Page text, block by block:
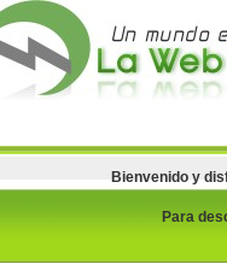
Bienvenido y
Para